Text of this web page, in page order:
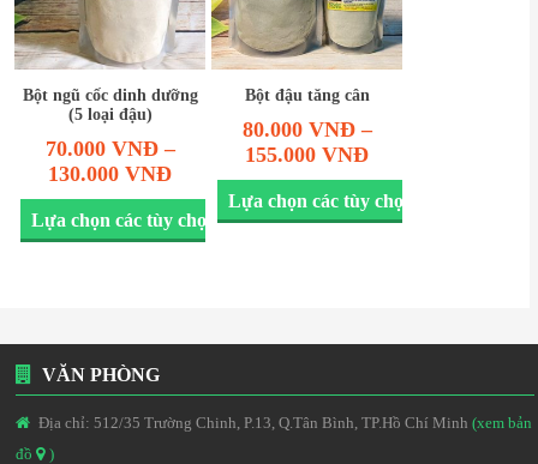
Bột ngũ cốc dinh dưỡng
(5 loại đậu)
70.000 VNĐ–
130.000 VNĐ
Lựa chọn các tùy chọn
Bột đậu tăng cân
80.000 VNĐ–
155.000 VNĐ
Lựa chọn các tùy chọn
VĂN PHÒNG
Địa chỉ: 512/35 Trường Chinh, P.13, Q.Tân Bình, TP.Hồ Chí Minh (xem bản
đồ
)